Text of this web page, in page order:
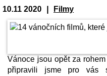
10.11 2020 Filmy
Vánoce jsou opět za
připravili jsme pro vás